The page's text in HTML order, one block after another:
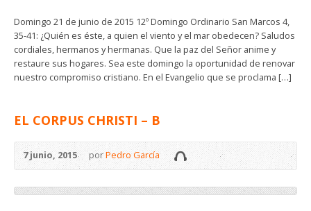
Domingo 21 de junio de 2015 12º Domingo Ordinario San Marcos 4,
35-41: ¿Quién es éste, a quien el viento y el mar obedecen? Saludos
cordiales, hermanos y hermanas. Que la paz del Señor anime y
restaure sus hogares. Sea este domingo la oportunidad de renovar
nuestro compromiso cristiano. En el Evangelio que se proclama […]
EL CORPUS CHRISTI – B
7 junio, 2015 porPedro García